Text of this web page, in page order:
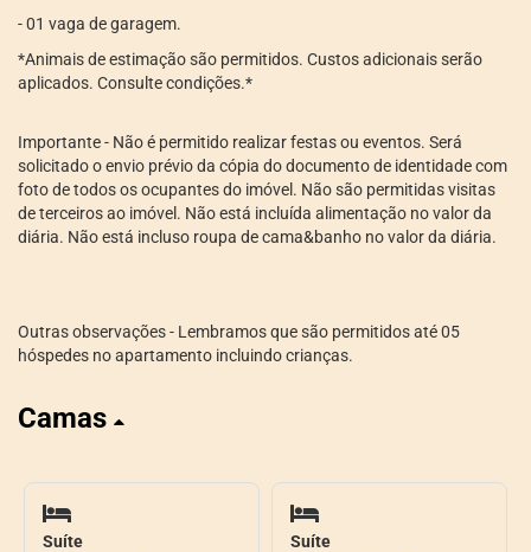
- 01 vaga de garagem.
*Animais de estimação são permitidos. Custos adicionais serão
aplicados. Consulte condições.*
Importante - Não é permitido realizar festas ou eventos. Será
solicitado o envio prévio da cópia do documento de identidade com
foto de todos os ocupantes do imóvel. Não são permitidas visitas
de terceiros ao imóvel. Não está incluída alimentação no valor da
diária. Não está incluso roupa de cama&banho no valor da diária.
Outras observações - Lembramos que são permitidos até 05
hóspedes no apartamento incluindo crianças.
Camas
Suíte Suíte